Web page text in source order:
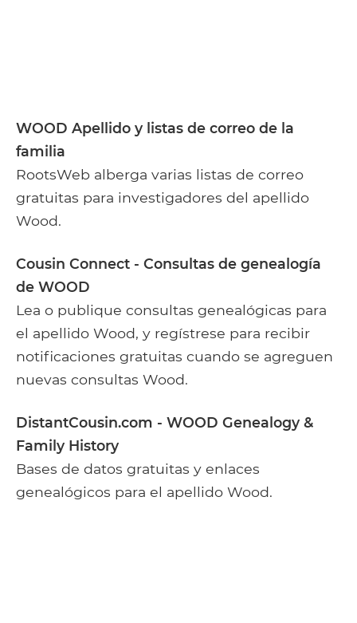
WOOD Apellido y listas de correo de la
familia
RootsWeb alberga varias listas de correo
gratuitas para investigadores del apellido
Wood.
Cousin Connect - Consultas de genealogía
de WOOD
Lea o publique consultas genealógicas para
el apellido Wood, y regístrese para recibir
notificaciones gratuitas cuando se agreguen
nuevas consultas Wood.
DistantCousin.com - WOOD Genealogy &
Family History
Bases de datos gratuitas y enlaces
genealógicos para el apellido Wood.